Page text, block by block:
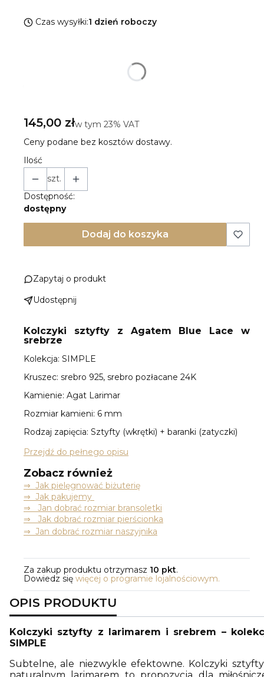
Czas wysyłki:1 dzień roboczy
Poszczególne warianty mogą różnić się ceną
Cena
145,00 złw tym 23% VAT
w tym 23% VAT
Ceny podane bez kosztów dostawy.
Ilość
szt.
Dostępność:
dostępny
Dodaj do koszyka
Zapytaj o produkt
Udostępnij
Kolczyki sztyfty z Agatem Blue Lace w
srebrze
Kolekcja: SIMPLE
Kruszec: srebro 925, srebro pozłacane 24K
Kamienie: Agat Larimar
Rozmiar kamieni: 6 mm
Rodzaj zapięcia: Sztyfty (wkrętki) + baranki (zatyczki)
Przejdź do pełnego opisu
Zobacz również
⇒ Jak pielęgnować biżuterię
⇒ Jak pakujemy
⇒ Jan dobrać rozmiar bransoletki
⇒ Jak dobrać rozmiar pierścionka
⇒ Jan dobrać rozmiar naszyjnika
Za zakup produktu otrzymasz 10 pkt.
Dowiedz się więcej o programie lojalnościowym.
OPIS PRODUKTU
Kolczyki sztyfty z larimarem i srebrem –
SIMPLE
Subtelne, ale niezwykle efektowne. Kolczyki